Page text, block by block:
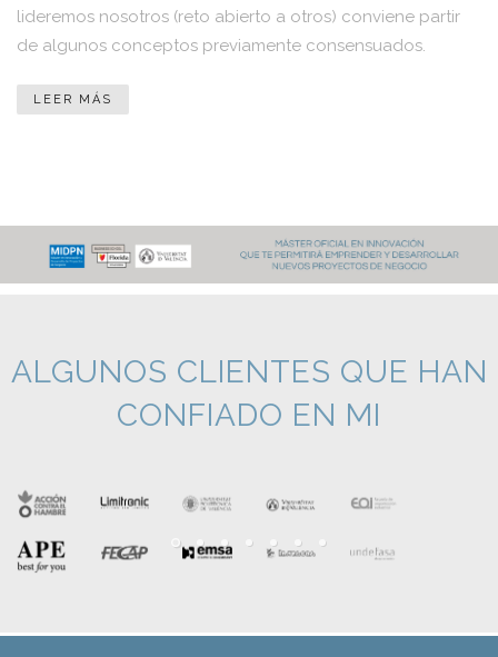
lideremos nosotros (reto abierto a otros) conviene partir
de algunos conceptos previamente consensuados.
LEER MÁS
ALGUNOS CLIENTES QUE HAN
CONFIADO EN MI